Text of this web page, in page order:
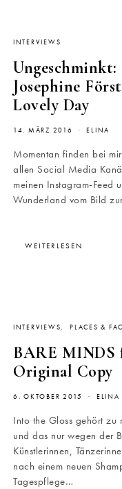
INTERVIEWS
Josephine
Lovely Day
14. MÄRZ 2016 ELINA
Momentan finden bei
allen Social Media
meinen Instagram-Feed
Wunderland vom Bild
WEITERLESEN
INTERVIEWS PLACES &
BARE MINDS
Original Copy
6. OKTOBER 2015 ELINA
Into the Gloss gehört zu
und das nur wegen der
Künstlerinnen,
nach einem neuen
Tagespflege…